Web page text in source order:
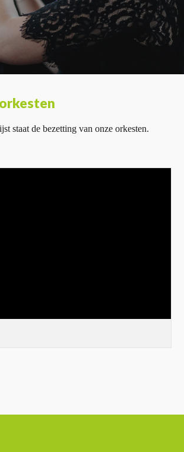
staat de bezetting van onze orkesten.